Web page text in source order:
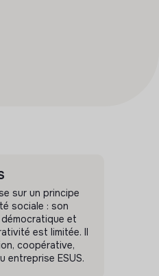
sur un principe
sociale : son
et
est limitée. Il
coopérative,
entreprise ESUS.